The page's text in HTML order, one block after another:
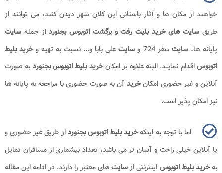
خواهند از مکان ها و آثار باستانی این کلان شهر دیدن کنند، می توانند از
طریق سایت های خرید بلیت رفت و برگشت اتوبوس بجنورداز جمله سایت
پایانه ها،سایتسفر 724 و سایت علی بابا و... نسبت به تهیه وخرید بلیط
اتوبوساقدام نمایند. البته علاوه بر امکانخرید بلیط اتوبوس بجنورد به صورت
آنلاین و غیر حضوری امکانخرید آن به صورت حضوری با مراجعه به پایانه ها
نیز امکان پذیر است.
اما با توجه به اینکهخرید بلیط اتوبوس بجنورداز طریق غیر حضوری و
یا آنلاین خیلی راحت و آسان تر می باشد، تعداد بیشماری از مسافران تمایل
بهخرید بلیط اتوبوس اینترنتی ازسایت های معتبر را دارند. در ادامه این مقاله